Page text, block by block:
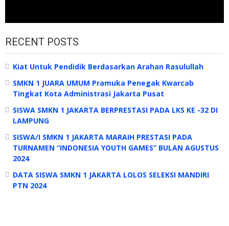
RECENT POSTS
Kiat Untuk Pendidik Berdasarkan Arahan Rasulullah
SMKN 1 JUARA UMUM Pramuka Penegak Kwarcab
Tingkat Kota Administrasi Jakarta Pusat
SISWA SMKN 1 JAKARTA BERPRESTASI PADA LKS KE -32 DI
LAMPUNG
SISWA/I SMKN 1 JAKARTA MARAIH PRESTASI PADA
TURNAMEN “INDONESIA YOUTH GAMES” BULAN AGUSTUS
2024
DATA SISWA SMKN 1 JAKARTA LOLOS SELEKSI MANDIRI
PTN 2024